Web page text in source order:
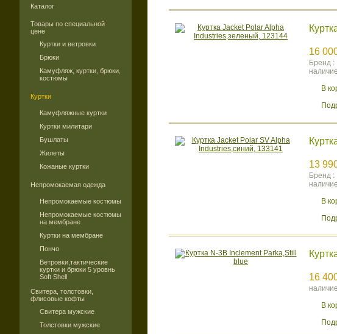
Каталог
Товары по специальной
цене
Куртки и ветровки
Брюки
Камуфляж, куртки, брюки,
костюмы
Куртки
Камуфляжные куртки
Куртки милитари
Бушлаты
Жилеты
Кожаные куртки
Непромокаемая одежда
Непромокаемые костюмы
Непромокаемые костюмы
на мембране
Куртки на мембране
Пончо
Ветровки,тактические
куртки и брюки 5 уровнь
Soft Shell
Свитера, толстовки,
флисовые кофты
Свитера мужские
Толстовки мужские
16
Бренд :
В
13
Бренд :
В
16
В